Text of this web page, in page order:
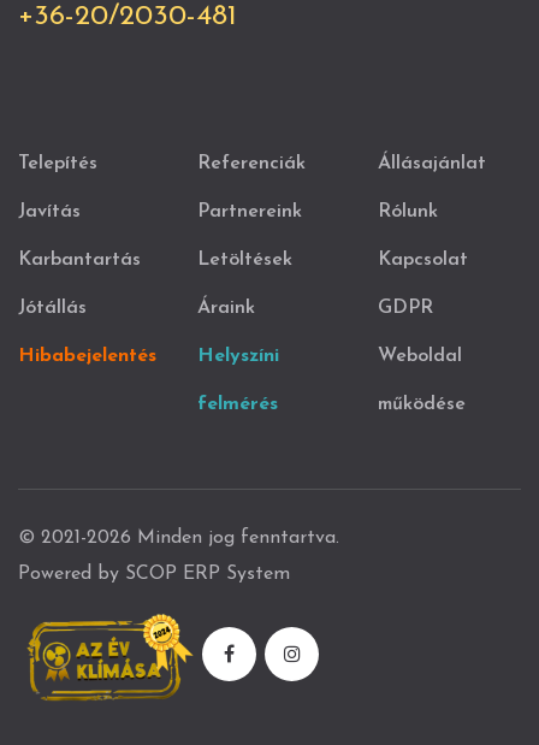
+36-20/2030-481
Telepítés
Javítás
Karbantartás
Jótállás
Hibabejelentés
Referenciák
Partnereink
Letöltések
Áraink
Helyszíni
felmérés
Állásajánlat
Rólunk
Kapcsolat
GDPR
Weboldal
működése
© 2021-2026 Minden jog fenntartva.
Powered by SCOP ERP System